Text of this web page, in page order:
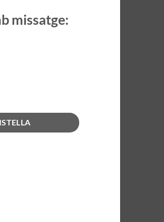
missatge:
Gràcies